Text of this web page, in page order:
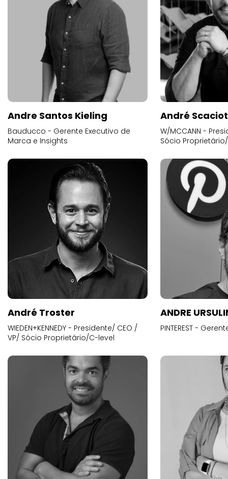
Andre Santos Kieling
Bauducco - Gerente Executivo de
Marca e Insights
André
W/MCCANN -
Sócio
André Troster
WIEDEN+KENNEDY - Presidente/ CEO /
VP/ Sócio Proprietário/C-level
ANDRE
PINTEREST -